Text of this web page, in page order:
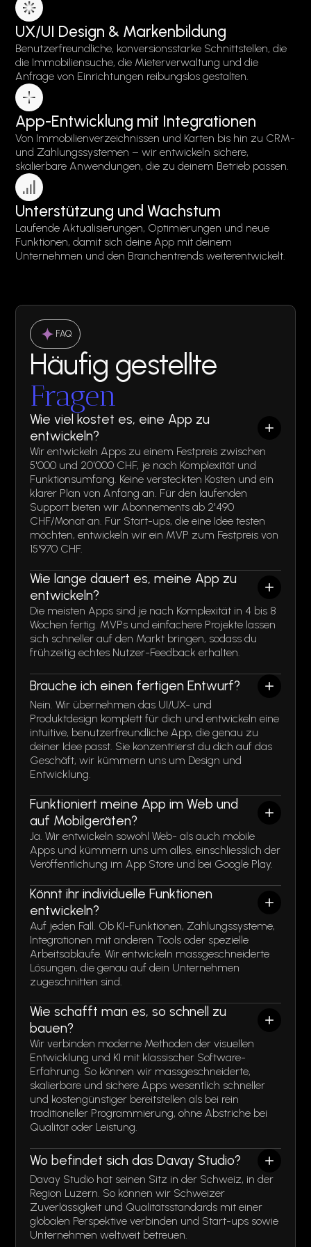
UX/UI Design & Markenbildung
Benutzerfreundliche, konversionsstarke Schnittstellen, die
die Immobiliensuche, die Mieterverwaltung und die
Anfrage von Einrichtungen reibungslos gestalten.
App-Entwicklung mit Integrationen
Von Immobilienverzeichnissen und Karten bis hin zu CRM-
und Zahlungssystemen – wir entwickeln sichere,
skalierbare Anwendungen, die zu deinem Betrieb passen.
Unterstützung und Wachstum
Laufende Aktualisierungen, Optimierungen und neue
Funktionen, damit sich deine App mit deinem
Unternehmen und den Branchentrends weiterentwickelt.
FAQ
Häufig gestellte
Fragen
Wie viel kostet es, eine App zu
entwickeln?
Wir entwickeln Apps zu einem Festpreis zwischen
5'000 und 20'000 CHF, je nach Komplexität und
Funktionsumfang. Keine versteckten Kosten und ein
klarer Plan von Anfang an. Für den laufenden
Support bieten wir Abonnements ab 2'490
CHF/Monat an. Für Start-ups, die eine Idee testen
möchten, entwickeln wir ein MVP zum Festpreis von
15'970 CHF.
Wie lange dauert es, meine App zu
entwickeln?
Die meisten Apps sind je nach Komplexität in 4 bis 8
Wochen fertig. MVPs und einfachere Projekte lassen
sich schneller auf den Markt bringen, sodass du
frühzeitig echtes Nutzer-Feedback erhalten.
Brauche ich einen fertigen Entwurf?
Nein. Wir übernehmen das UI/UX- und
Produktdesign komplett für dich und entwickeln eine
intuitive, benutzerfreundliche App, die genau zu
deiner Idee passt. Sie konzentrierst du dich auf das
Geschäft, wir kümmern uns um Design und
Entwicklung.
Funktioniert meine App im Web und
auf Mobilgeräten?
Ja. Wir entwickeln sowohl Web- als auch mobile
Apps und kümmern uns um alles, einschliesslich der
Veröffentlichung im App Store und bei Google Play.
Könnt ihr individuelle Funktionen
entwickeln?
Auf jeden Fall. Ob KI-Funktionen, Zahlungssysteme,
Integrationen mit anderen Tools oder spezielle
Arbeitsabläufe. Wir entwickeln massgeschneiderte
Lösungen, die genau auf dein Unternehmen
zugeschnitten sind.
Wie schafft man es, so schnell zu
bauen?
Wir verbinden moderne Methoden der visuellen
Entwicklung und KI mit klassischer Software-
Erfahrung. So können wir massgeschneiderte,
skalierbare und sichere Apps wesentlich schneller
und kostengünstiger bereitstellen als bei rein
traditioneller Programmierung, ohne Abstriche bei
Qualität oder Leistung.
Wo befindet sich das Davay Studio?
Davay Studio hat seinen Sitz in der Schweiz, in der
Region Luzern. So können wir Schweizer
Zuverlässigkeit und Qualitätsstandards mit einer
globalen Perspektive verbinden und Start-ups sowie
Unternehmen weltweit betreuen.